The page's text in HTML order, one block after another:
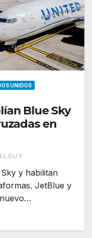
UNIDOS
Blue Sky
en
y habilitan
JetBlue y